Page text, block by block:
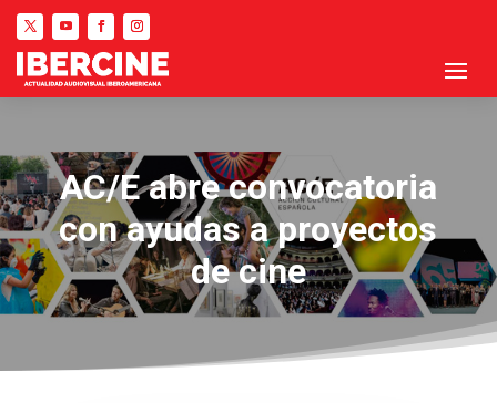
AC/E abre convocatoria
con ayudas a proyectos
de cine